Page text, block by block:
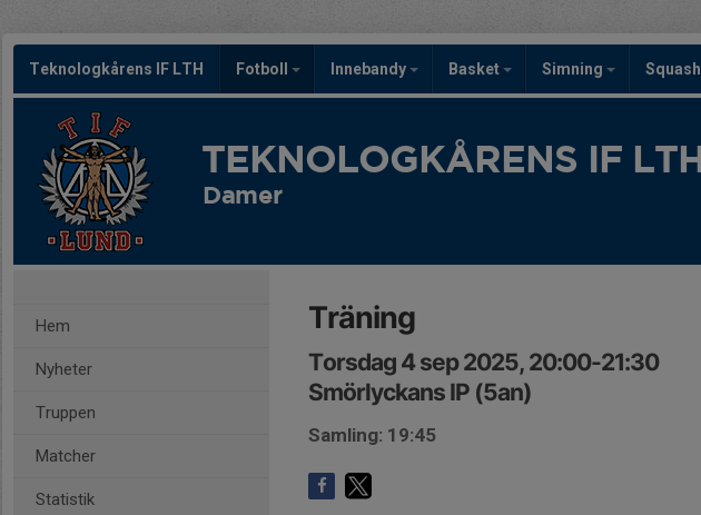
Teknologkårens IF LTH Fotboll Innebandy Basket Simning Squash
TEKNOLOGKÅRENS IF LTH
Damer
Hem
Nyheter
Truppen
Matcher
Statistik
Träning
Torsdag 4 sep 2025, 20:00-21:30
Smörlyckans IP (5an)
Samling: 19:45